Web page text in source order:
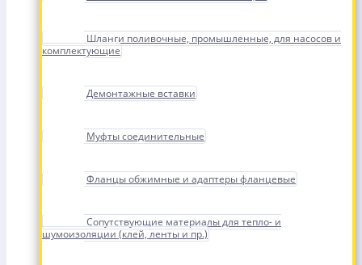
Шланги поливочные, промышленные, для насосов и
комплектующие
Демонтажные вставки
Муфты соединительные
Фланцы обжимные и адаптеры фланцевые
Сопутствующие материалы для тепло- и
шумоизоляции (клей, ленты и пр.)